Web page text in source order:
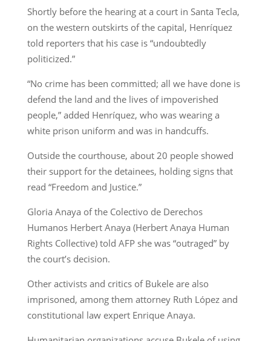
Shortly before the hearing at a court in Santa Tecla,
on the western outskirts of the capital, Henríquez
told reporters that his case is “undoubtedly
politicized.”
“No crime has been committed; all we have done is
defend the land and the lives of impoverished
people,” added Henríquez, who was wearing a
white prison uniform and was in handcuffs.
Outside the courthouse, about 20 people showed
their support for the detainees, holding signs that
read “Freedom and Justice.”
Gloria Anaya of the Colectivo de Derechos
Humanos Herbert Anaya (Herbert Anaya Human
Rights Collective) told AFP she was “outraged” by
the court’s decision.
Other activists and critics of Bukele are also
imprisoned, among them attorney Ruth López and
constitutional law expert Enrique Anaya.